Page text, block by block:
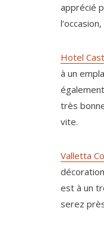
apprécié
Hotel
à un
très
vite.
Valletta
est à un
serez